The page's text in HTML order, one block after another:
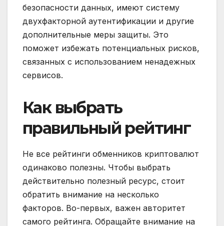
безопасности данных, имеют систему
двухфакторной аутентификации и другие
дополнительные меры защиты. Это
поможет избежать потенциальных рисков,
связанных с использованием ненадежных
сервисов.
Как выбрать
правильный рейтинг
Не все рейтинги обменников криптовалют
одинаково полезны. Чтобы выбрать
действительно полезный ресурс, стоит
обратить внимание на несколько
факторов. Во-первых, важен авторитет
самого рейтинга. Обращайте внимание на